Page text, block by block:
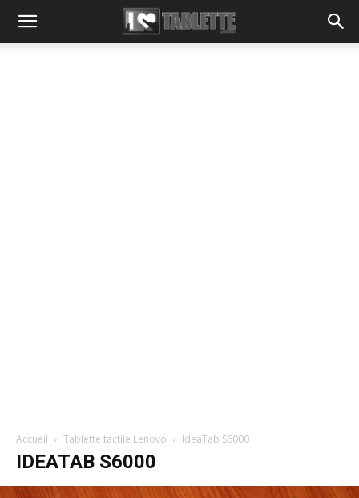
Accueil Tablette tactile Lenovo IdeaTab S6000
IDEATAB S6000